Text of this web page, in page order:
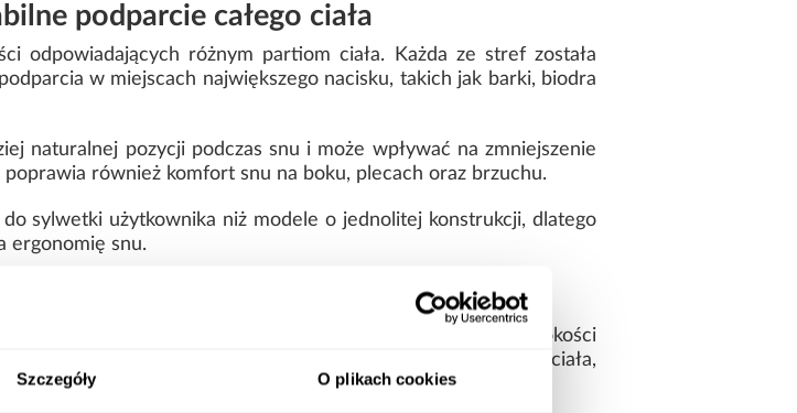
Szczegóły O plikach cookies
podparcie całego ciała
odpowiadających różnym partiom ciała. Każda ze stref została
w miejscach największego nacisku, takich jak barki, biodra
naturalnej pozycji podczas snu i może wpływać na zmniejszenie
również komfort snu na boku, plecach oraz brzuchu.
sylwetki użytkownika niż modele o jednolitej konstrukcji, dlatego
ergonomię snu.
pianka dopasowująca się do ciała
Pneumatic o gęstości 38 kg/m3, odbojności 40 N i wysokości
pod wpływem nacisku dopasowuje się do kształtu ciała,
nacisku.